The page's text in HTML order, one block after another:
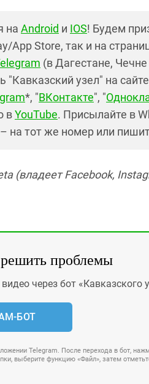
на Android и IOS! Будем
App Store, так и на
(в Дагестане,
узел" на
*, "ВКонтакте", "
вYouTube. Присылайте в
на тот же номер или
(владеет Facebook,
проблемы
через бот «Кавказского
БОТ
Telegram. После перехода в бот,
выберите функцию «Файл», затем